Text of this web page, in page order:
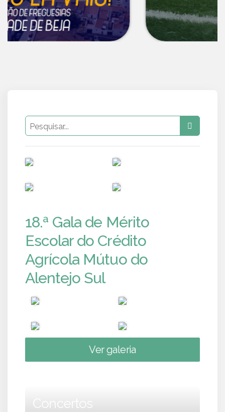
18.ª Gala de Mérito
Escolar do Crédito
Agrícola Mútuo do
Alentejo Sul
Ver galeria
Concertos